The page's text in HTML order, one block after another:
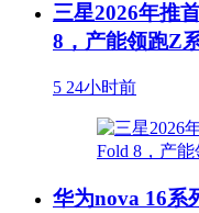
三星2026年推
8，产能领跑Z
5 24小时前
华为nova 16系